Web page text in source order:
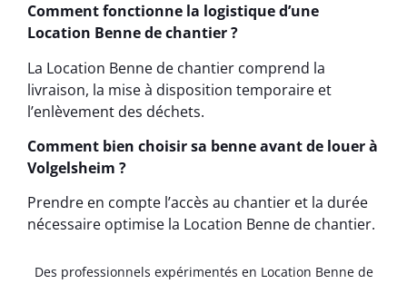
Comment fonctionne la logistique d’une
Location Benne de chantier ?
La Location Benne de chantier comprend la
livraison, la mise à disposition temporaire et
l’enlèvement des déchets.
Comment bien choisir sa benne avant de louer à
Volgelsheim ?
Prendre en compte l’accès au chantier et la durée
nécessaire optimise la Location Benne de chantier.
Des professionnels expérimentés en Location Benne de